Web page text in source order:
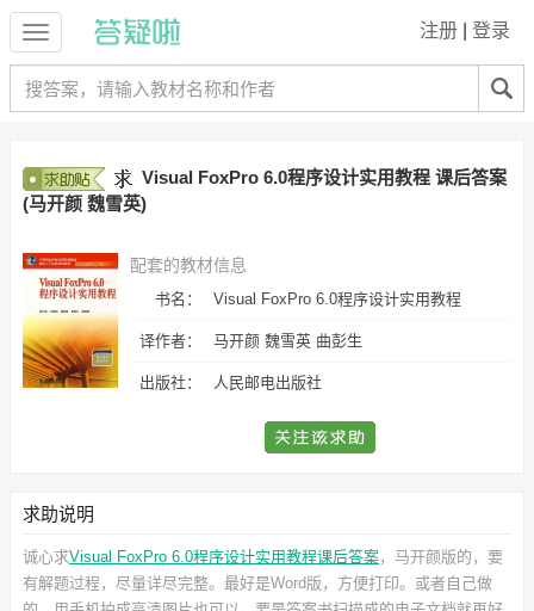
注册 登录
Visual FoxPro 6.0程序设计实用教程 课后答案
(马开颜 魏雪英)
配套的教材信息
书名： Visual FoxPro 6.0程序设计实用教程
译作者： 马开颜 魏雪英 曲彭生
出版社： 人民邮电出版社
求助说明
诚心求Visual FoxPro 6.0程序设计实用教程课后答案，马开颜版的，要
有解题过程，尽量详尽完整。最好是Word版，方便打印。或者自己做